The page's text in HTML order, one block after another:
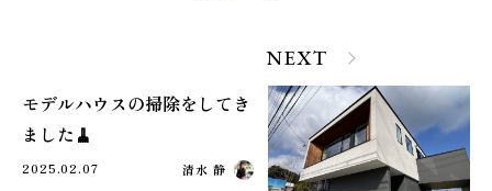
NEXT
モデルハウスの掃除をしてき
ました🧹
2025.02.07 清水 静